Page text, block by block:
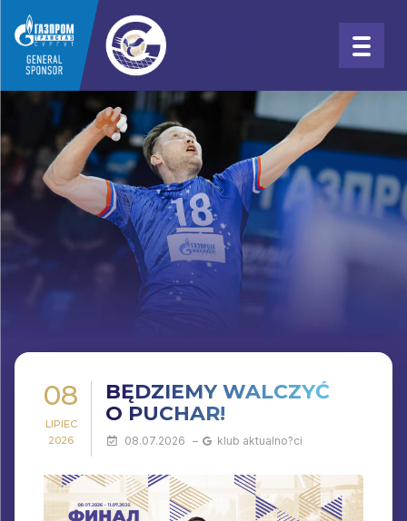
08
LIPIEC
2026
BĘDZIEMY WALCZYĆ
O PUCHAR!
08.07.2026 – klub aktualno?ci